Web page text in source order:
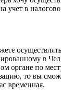
учет в
в
органе по
то вы
временная.